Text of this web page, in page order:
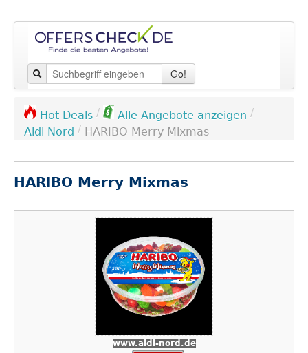
Go!
Hot Deals / Alle Angebote anzeigen /
Aldi Nord / HARIBO Merry Mixmas
HARIBO Merry Mixmas
www.aldi-nord.de